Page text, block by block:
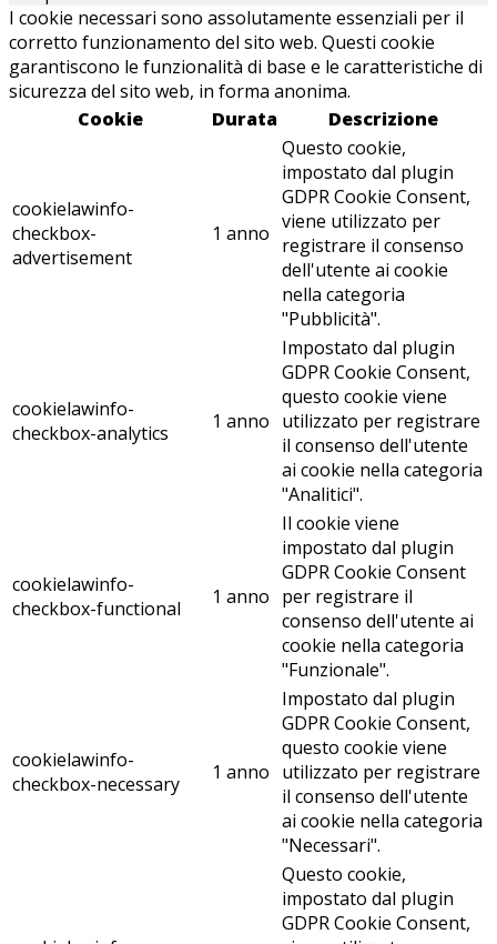
I cookie necessari sono assolutamente essenziali per il
corretto funzionamento del sito web. Questi cookie
garantiscono le funzionalità di base e le caratteristiche di
sicurezza del sito web, in forma anonima.
Cookie
Durata Descrizione
cookielawinfo-
checkbox-
advertisement
1 anno
Questo cookie,
impostato dal plugin
GDPR Cookie Consent,
viene utilizzato per
registrare il consenso
dell'utente ai cookie
nella categoria
"Pubblicità".
cookielawinfo-
checkbox-analytics
1 anno
Impostato dal plugin
GDPR Cookie Consent,
questo cookie viene
utilizzato per registrare
il consenso dell'utente
ai cookie nella categoria
"Analitici".
cookielawinfo-
checkbox-functional
1 anno
Il cookie viene
impostato dal plugin
GDPR Cookie Consent
per registrare il
consenso dell'utente ai
cookie nella categoria
"Funzionale".
cookielawinfo-
checkbox-necessary
1 anno
Impostato dal plugin
GDPR Cookie Consent,
questo cookie viene
utilizzato per registrare
il consenso dell'utente
ai cookie nella categoria
"Necessari".
Questo cookie,
impostato dal plugin
GDPR Cookie Consent,